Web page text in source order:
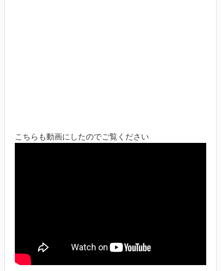
こちらも動画にしたのでご覧ください